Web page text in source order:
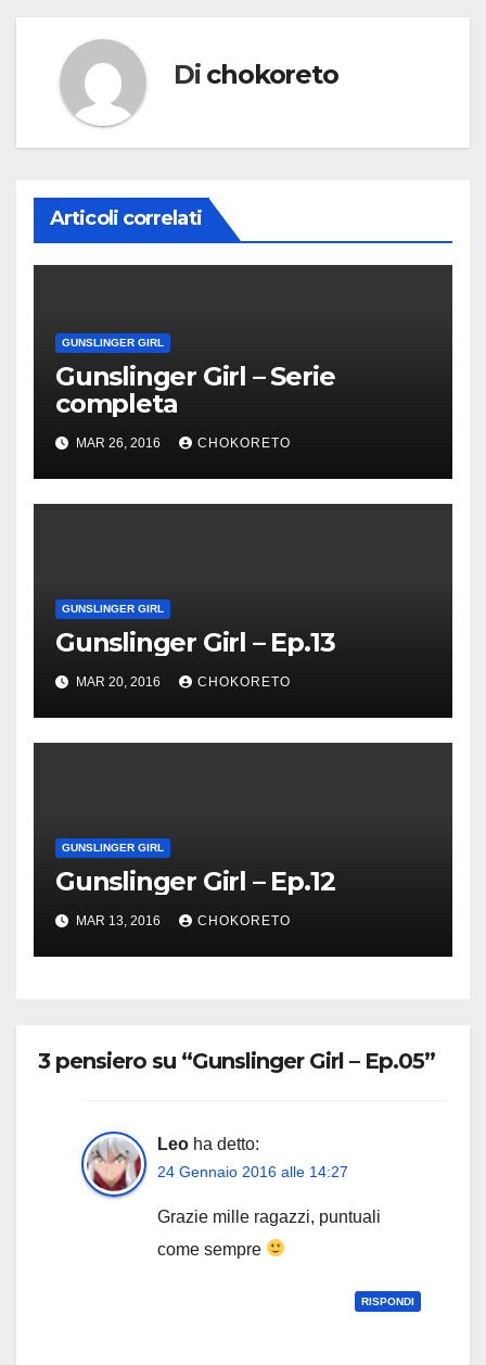
Di chokoreto
Articoli correlati
GUNSLINGER GIRL
Gunslinger Girl – Serie
completa
MAR 26, 2016 CHOKORETO
GUNSLINGER GIRL
Gunslinger Girl – Ep.13
MAR 20, 2016 CHOKORETO
GUNSLINGER GIRL
Gunslinger Girl – Ep.12
MAR 13, 2016 CHOKORETO
3 pensiero su “Gunslinger Girl – Ep.05”
Leo ha detto:
24 Gennaio 2016 alle 14:27
Grazie mille ragazzi, puntuali
come sempre
RISPONDI